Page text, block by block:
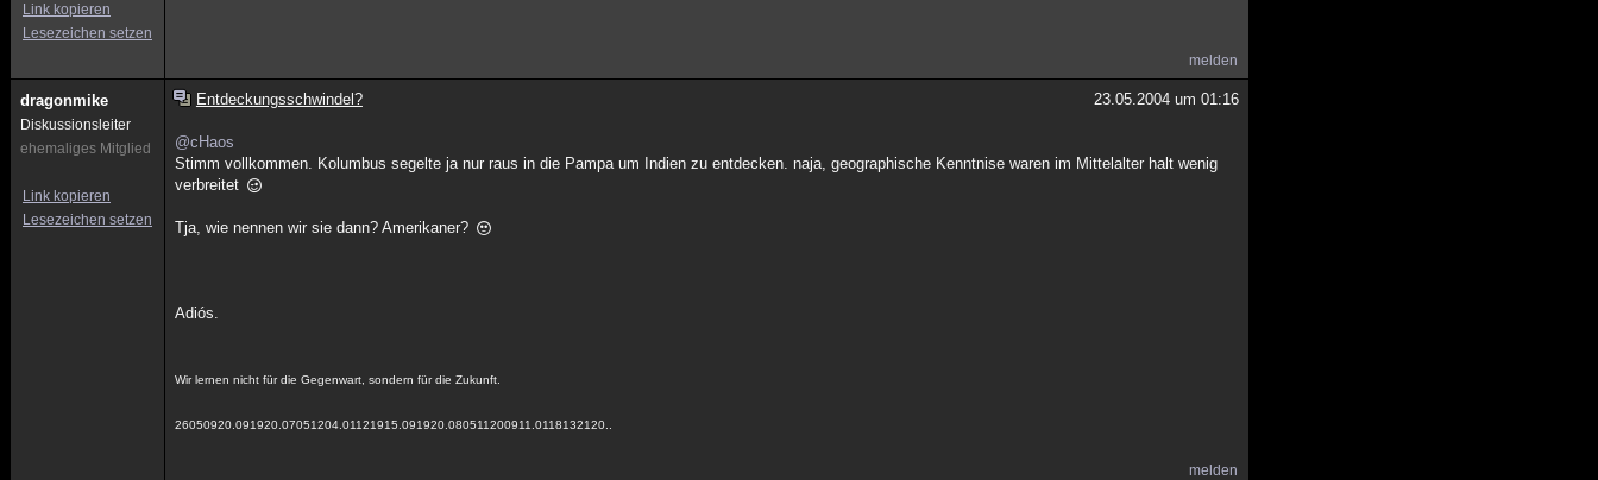
Link kopieren
Lesezeichen setzen
melden
dragonmike
Diskussionsleiter
ehemaliges Mitglied
Link kopieren
Lesezeichen setzen
Entdeckungsschwindel? 23.05.2004 um 01:16
@cHaos
Stimm vollkommen. Kolumbus segelte ja nur raus in die Pampa um Indien zu entdecken. naja, geographische Kenntnise waren im Mittelalter halt wenig
verbreitet
Tja, wie nennen wir sie dann? Amerikaner?
Adiós.
Wir lernen nicht für die Gegenwart, sondern für die Zukunft.
26050920.091920.07051204.01121915.091920.080511200911.0118132120..
melden